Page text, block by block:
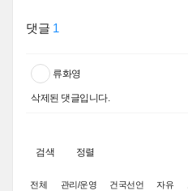
댓글 1
류화영
삭제된 댓글입니다.
검색 정렬
전체 관리/운영 건국선언 자유